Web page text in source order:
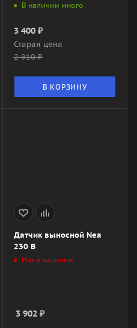
В наличии много
3 400₽
Старая цена
2 910₽
В КОРЗИНУ
Датчик выносной Nea
230 В
Нет в наличии
3 902₽